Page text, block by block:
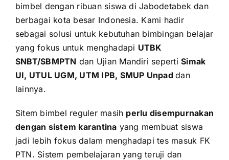
bimbel dengan ribuan siswa di Jabodetabek dan
berbagai kota besar Indonesia. Kami hadir
sebagai solusi untuk kebutuhan bimbingan belajar
yang fokus untuk menghadapi UTBK
SNBT/SBMPTN dan Ujian Mandiri sepertiSimak
UI, UTUL UGM, UTM IPB, SMUP Unpaddan
lainnya.
Sitem bimbel reguler masih perlu disempurnakan
dengan sistem karantina yang membuat siswa
jadi lebih fokus dalam menghadapi tes masuk FK
PTN. Sistem pembelajaran yang teruji dan